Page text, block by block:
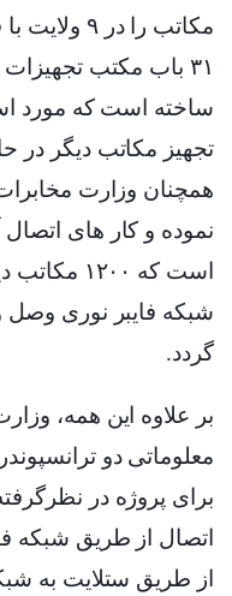
مکاتب را در۹ ولايت
۳۱ باب مکتب تجهیزات
ساخته است که مورد
تجهیز مکاتب دیگر در
همچنان وزارت
نموده و کار های
است که ۱۲۰۰ مکاتب
شبکه فایبر نوری وصل
گردد.
بر علاوه این همه،
معلوماتی دو
برای پروژه در
اتصال از طریق شبکه
از طریق ستلایت به